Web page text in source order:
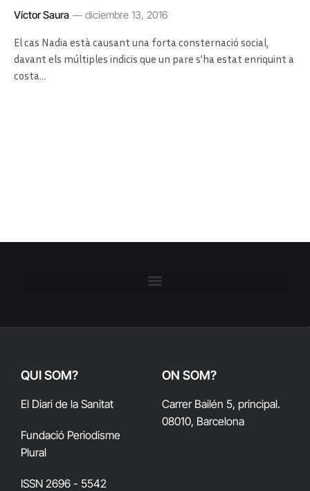
Víctor Saura diciembre 13, 2016
El cas Nadia està causant una forta consternació social,
davant els múltiples indicis que un pare s’ha estat enriquint a
costa…
QUI SOM?
El Diari de la Sanitat
Fundació Periodisme
Plural
ISSN 2696 - 5542
ON SOM?
Carrer Bailén 5, principal.
08010, Barcelona